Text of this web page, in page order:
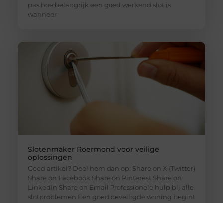
pas hoe belangrijk een goed werkend slot is
wanneer
Slotenmaker Roermond voor veilige
oplossingen
Goed artikel? Deel hem dan op: Share on X (Twitter)
Share on Facebook Share on Pinterest Share on
LinkedIn Share on Email Professionele hulp bij alle
slotproblemen Een goed beveiligde woning begint